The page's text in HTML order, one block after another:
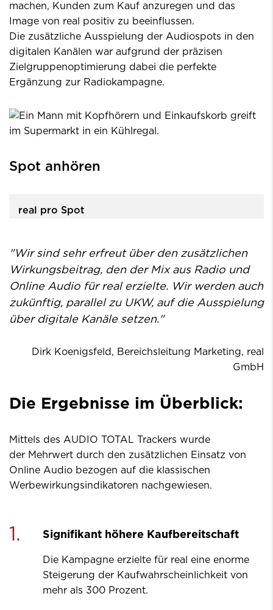
machen, Kunden zum Kauf anzuregen und das
Image von real positiv zu beeinflussen.
Die zusätzliche Ausspielung der Audiospots in den
digitalen Kanälen war aufgrund der präzisen
Zielgruppenoptimierung dabei die perfekte
Ergänzung zur Radiokampagne.
Spot anhören
real pro Spot
"Wir sind sehr erfreut über den zusätzlichen
Wirkungsbeitrag, den der Mix aus Radio und
Online Audio für real erzielte. Wir werden auch
zukünftig, parallel zu UKW, auf die Ausspielung
über digitale Kanäle setzen."
Dirk Koenigsfeld, Bereichsleitung Marketing, real
GmbH
Die Ergebnisse im Überblick:
Mittels des AUDIO TOTAL Trackers wurde
der Mehrwert durch den zusätzlichen Einsatz von
Online Audio bezogen auf die klassischen
Werbewirkungsindikatoren nachgewiesen.
1. Signifikant höhere Kaufbereitschaft
Die Kampagne erzielte für real eine enorme
Steigerung der Kaufwahrscheinlichkeit von
mehr als 300 Prozent.